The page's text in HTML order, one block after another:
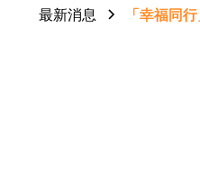
最新消息 「幸福同